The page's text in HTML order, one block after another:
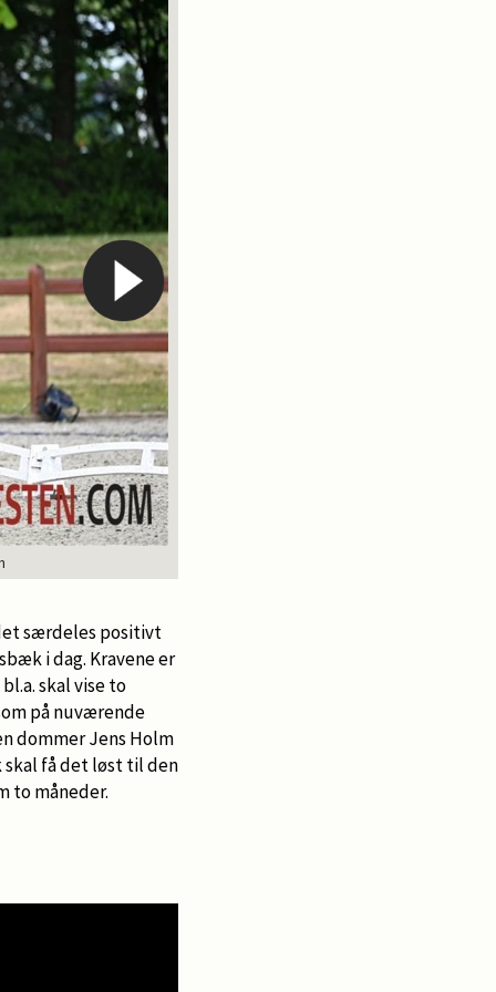
særdeles positivt
i dag. Kravene er
skal vise to
på nuværende
dommer Jens Holm
skal få det løst til den
to måneder.